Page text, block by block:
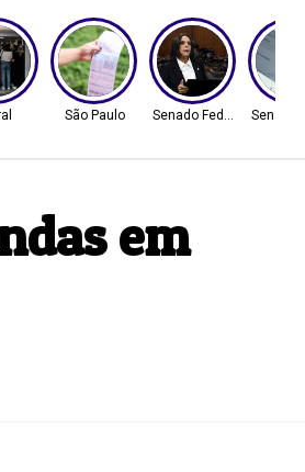
São Paulo Senado Federal Senado
em